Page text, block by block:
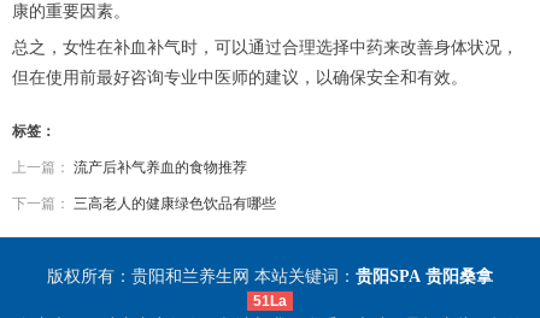
康的重要因素。
总之，女性在补血补气时，可以通过合理选择中药来改善身体状况，
但在使用前最好咨询专业中医师的建议，以确保安全和有效。
标签：
上一篇： 流产后补气养血的食物推荐
下一篇： 三高老人的健康绿色饮品有哪些
版权所有：贵阳和兰养生网 本站关键词： 贵阳SPA 贵阳桑拿
51La